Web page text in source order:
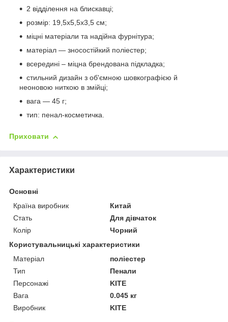
2 відділення на блискавці;
розмір: 19,5x5,5x3,5 см;
міцні матеріали та надійна фурнітура;
матеріал — зносостійкий поліестер;
всередині – міцна брендована підкладка;
стильний дизайн з об'ємною шовкографією й
неоновою ниткою в змійці;
вага — 45 г;
тип: пенал-косметичка.
Приховати
Характеристики
Основні
Країна виробник
Китай
Стать
Для дівчаток
Колір
Чорний
Користувальницькі характеристики
Матеріал
поліестер
Тип
Пенали
Персонажі
KITE
Вага
0.045 кг
Виробник
KITE